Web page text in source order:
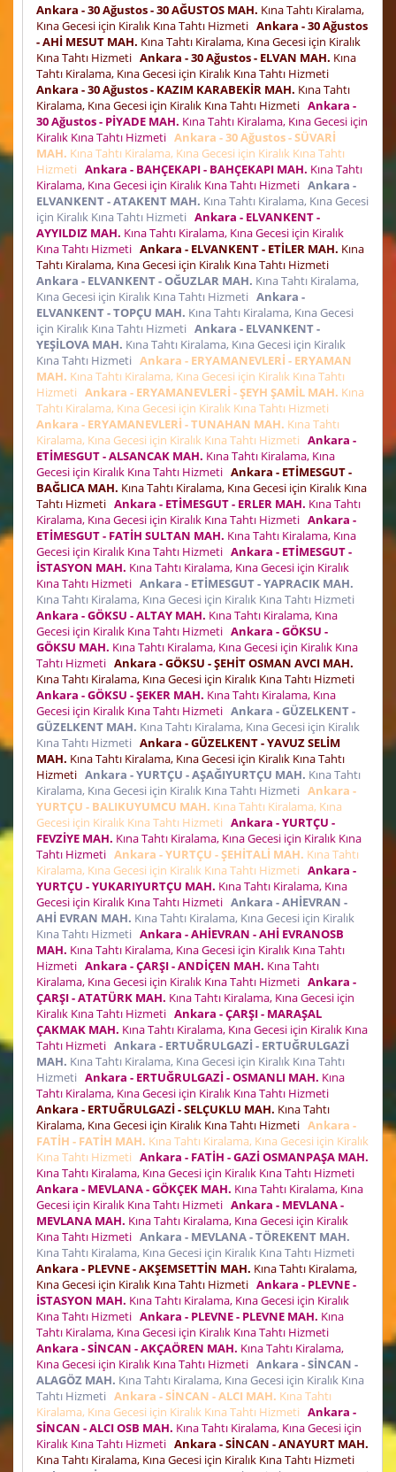
Ankara - 30 Ağustos - 30 AĞUSTOS MAH. Kına Tahtı Kiralama,
Kına Gecesi için Kiralık Kına Tahtı Hizmeti Ankara - 30 Ağustos
- AHİ MESUT MAH. Kına Tahtı Kiralama, Kına Gecesi için Kiralık
Kına Tahtı Hizmeti Ankara - 30 Ağustos - ELVAN MAH. Kına
Tahtı Kiralama, Kına Gecesi için Kiralık Kına Tahtı Hizmeti
Ankara - 30 Ağustos - KAZIM KARABEKİR MAH. Kına Tahtı
Kiralama, Kına Gecesi için Kiralık Kına Tahtı Hizmeti Ankara -
30 Ağustos - PİYADE MAH. Kına Tahtı Kiralama, Kına Gecesi için
Kiralık Kına Tahtı Hizmeti Ankara - 30 Ağustos - SÜVARİ
MAH. Kına Tahtı Kiralama, Kına Gecesi için Kiralık Kına Tahtı
Hizmeti Ankara - BAHÇEKAPI - BAHÇEKAPI MAH. Kına Tahtı
Kiralama, Kına Gecesi için Kiralık Kına Tahtı Hizmeti Ankara -
ELVANKENT - ATAKENT MAH. Kına Tahtı Kiralama, Kına Gecesi
için Kiralık Kına Tahtı Hizmeti Ankara - ELVANKENT -
AYYILDIZ MAH. Kına Tahtı Kiralama, Kına Gecesi için Kiralık
Kına Tahtı Hizmeti Ankara - ELVANKENT - ETİLER MAH. Kına
Tahtı Kiralama, Kına Gecesi için Kiralık Kına Tahtı Hizmeti
Ankara - ELVANKENT - OĞUZLAR MAH. Kına Tahtı Kiralama,
Kına Gecesi için Kiralık Kına Tahtı Hizmeti Ankara -
ELVANKENT - TOPÇU MAH. Kına Tahtı Kiralama, Kına Gecesi
için Kiralık Kına Tahtı Hizmeti Ankara - ELVANKENT -
YEŞİLOVA MAH. Kına Tahtı Kiralama, Kına Gecesi için Kiralık
Kına Tahtı Hizmeti Ankara - ERYAMANEVLERİ - ERYAMAN
MAH. Kına Tahtı Kiralama, Kına Gecesi için Kiralık Kına Tahtı
Hizmeti Ankara - ERYAMANEVLERİ - ŞEYH ŞAMİL MAH. Kına
Tahtı Kiralama, Kına Gecesi için Kiralık Kına Tahtı Hizmeti
Ankara - ERYAMANEVLERİ - TUNAHAN MAH. Kına Tahtı
Kiralama, Kına Gecesi için Kiralık Kına Tahtı Hizmeti Ankara -
ETİMESGUT - ALSANCAK MAH. Kına Tahtı Kiralama, Kına
Gecesi için Kiralık Kına Tahtı Hizmeti Ankara - ETİMESGUT -
BAĞLICA MAH. Kına Tahtı Kiralama, Kına Gecesi için Kiralık Kına
Tahtı Hizmeti Ankara - ETİMESGUT - ERLER MAH. Kına Tahtı
Kiralama, Kına Gecesi için Kiralık Kına Tahtı Hizmeti Ankara -
ETİMESGUT - FATİH SULTAN MAH. Kına Tahtı Kiralama, Kına
Gecesi için Kiralık Kına Tahtı Hizmeti Ankara - ETİMESGUT -
İSTASYON MAH. Kına Tahtı Kiralama, Kına Gecesi için Kiralık
Kına Tahtı Hizmeti Ankara - ETİMESGUT - YAPRACIK MAH.
Kına Tahtı Kiralama, Kına Gecesi için Kiralık Kına Tahtı Hizmeti
Ankara - GÖKSU - ALTAY MAH. Kına Tahtı Kiralama, Kına
Gecesi için Kiralık Kına Tahtı Hizmeti Ankara - GÖKSU -
GÖKSU MAH. Kına Tahtı Kiralama, Kına Gecesi için Kiralık Kına
Tahtı Hizmeti Ankara - GÖKSU - ŞEHİT OSMAN AVCI MAH.
Kına Tahtı Kiralama, Kına Gecesi için Kiralık Kına Tahtı Hizmeti
Ankara - GÖKSU - ŞEKER MAH. Kına Tahtı Kiralama, Kına
Gecesi için Kiralık Kına Tahtı Hizmeti Ankara - GÜZELKENT -
GÜZELKENT MAH. Kına Tahtı Kiralama, Kına Gecesi için Kiralık
Kına Tahtı Hizmeti Ankara - GÜZELKENT - YAVUZ SELİM
MAH. Kına Tahtı Kiralama, Kına Gecesi için Kiralık Kına Tahtı
Hizmeti Ankara - YURTÇU - AŞAĞIYURTÇU MAH. Kına Tahtı
Kiralama, Kına Gecesi için Kiralık Kına Tahtı Hizmeti Ankara -
YURTÇU - BALIKUYUMCU MAH. Kına Tahtı Kiralama, Kına
Gecesi için Kiralık Kına Tahtı Hizmeti Ankara - YURTÇU -
FEVZİYE MAH. Kına Tahtı Kiralama, Kına Gecesi için Kiralık Kına
Tahtı Hizmeti Ankara - YURTÇU - ŞEHİTALİ MAH. Kına Tahtı
Kiralama, Kına Gecesi için Kiralık Kına Tahtı Hizmeti Ankara -
YURTÇU - YUKARIYURTÇU MAH. Kına Tahtı Kiralama, Kına
Gecesi için Kiralık Kına Tahtı Hizmeti Ankara - AHİEVRAN -
AHİ EVRAN MAH. Kına Tahtı Kiralama, Kına Gecesi için Kiralık
Kına Tahtı Hizmeti Ankara - AHİEVRAN - AHİ EVRANOSB
MAH. Kına Tahtı Kiralama, Kına Gecesi için Kiralık Kına Tahtı
Hizmeti Ankara - ÇARŞI - ANDİÇEN MAH. Kına Tahtı
Kiralama, Kına Gecesi için Kiralık Kına Tahtı Hizmeti Ankara -
ÇARŞI - ATATÜRK MAH. Kına Tahtı Kiralama, Kına Gecesi için
Kiralık Kına Tahtı Hizmeti Ankara - ÇARŞI - MARAŞAL
ÇAKMAK MAH. Kına Tahtı Kiralama, Kına Gecesi için Kiralık Kına
Tahtı Hizmeti Ankara - ERTUĞRULGAZİ - ERTUĞRULGAZİ
MAH. Kına Tahtı Kiralama, Kına Gecesi için Kiralık Kına Tahtı
Hizmeti Ankara - ERTUĞRULGAZİ - OSMANLI MAH. Kına
Tahtı Kiralama, Kına Gecesi için Kiralık Kına Tahtı Hizmeti
Ankara - ERTUĞRULGAZİ - SELÇUKLU MAH. Kına Tahtı
Kiralama, Kına Gecesi için Kiralık Kına Tahtı Hizmeti Ankara -
FATİH - FATİH MAH. Kına Tahtı Kiralama, Kına Gecesi için Kiralık
Kına Tahtı Hizmeti Ankara - FATİH - GAZİ OSMANPAŞA MAH.
Kına Tahtı Kiralama, Kına Gecesi için Kiralık Kına Tahtı Hizmeti
Ankara - MEVLANA - GÖKÇEK MAH. Kına Tahtı Kiralama, Kına
Gecesi için Kiralık Kına Tahtı Hizmeti Ankara - MEVLANA -
MEVLANA MAH. Kına Tahtı Kiralama, Kına Gecesi için Kiralık
Kına Tahtı Hizmeti Ankara - MEVLANA - TÖREKENT MAH.
Kına Tahtı Kiralama, Kına Gecesi için Kiralık Kına Tahtı Hizmeti
Ankara - PLEVNE - AKŞEMSETTİN MAH. Kına Tahtı Kiralama,
Kına Gecesi için Kiralık Kına Tahtı Hizmeti Ankara - PLEVNE -
İSTASYON MAH. Kına Tahtı Kiralama, Kına Gecesi için Kiralık
Kına Tahtı Hizmeti Ankara - PLEVNE - PLEVNE MAH. Kına
Tahtı Kiralama, Kına Gecesi için Kiralık Kına Tahtı Hizmeti
Ankara - SİNCAN - AKÇAÖREN MAH. Kına Tahtı Kiralama,
Kına Gecesi için Kiralık Kına Tahtı Hizmeti Ankara - SİNCAN -
ALAGÖZ MAH. Kına Tahtı Kiralama, Kına Gecesi için Kiralık Kına
Tahtı Hizmeti Ankara - SİNCAN - ALCI MAH. Kına Tahtı
Kiralama, Kına Gecesi için Kiralık Kına Tahtı Hizmeti Ankara -
SİNCAN - ALCI OSB MAH. Kına Tahtı Kiralama, Kına Gecesi için
Kiralık Kına Tahtı Hizmeti Ankara - SİNCAN - ANAYURT MAH.
Kına Tahtı Kiralama, Kına Gecesi için Kiralık Kına Tahtı Hizmeti